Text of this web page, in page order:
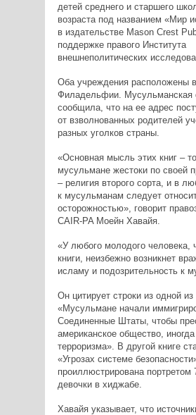
детей среднего и старшего
возраста под названием «Мир
в издательстве Mason Crest
поддержке правого Института
внешнеполитических
Оба учреждения расположены
Филадельфии. Мусульманская
сообщила, что на ее адрес
от взволнованных родителей
разных уголков страны.
«Основная мысль этих книг –
мусульмане жестоки по своей
– религия второго сорта, и в
к мусульманам следует
осторожностью», говорит
CAIR-PA Моейн Хавайя.
«У любого молодого человека,
книги, неизбежно возникнет
исламу и подозрительность к
Он цитирует строки из одной из
«Мусульмане начали
Соединенные Штаты, чтобы
американское общество,
терроризма». В другой книге
«Угрозах системе
проиллюстрирована портретом
девочки в хиджабе.
Хавайя указывает, что